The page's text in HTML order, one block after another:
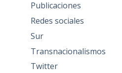
Publicaciones
Redes sociales
Sur
Transnacionalismos
Twitter